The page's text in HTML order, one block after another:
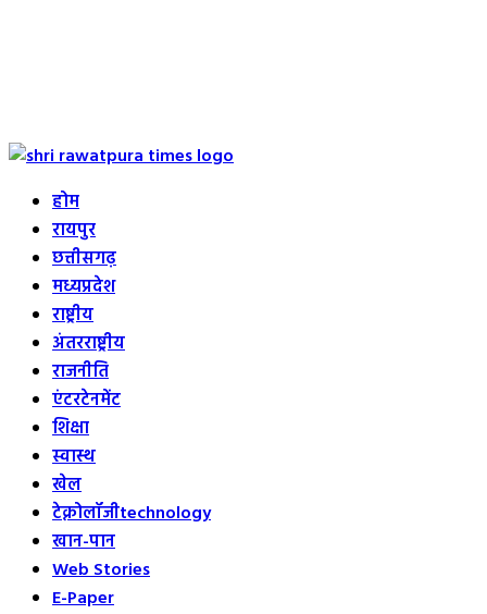
Primary
होम
रायपुर
छत्तीसगढ़
मध्यप्रदेश
राष्ट्रीय
अंतरराष्ट्रीय
राजनीति
एंटरटेनमेंट
शिक्षा
स्वास्थ
खेल
टेक्नोलॉजीtechnology
खान-पान
Web Stories
E-Paper